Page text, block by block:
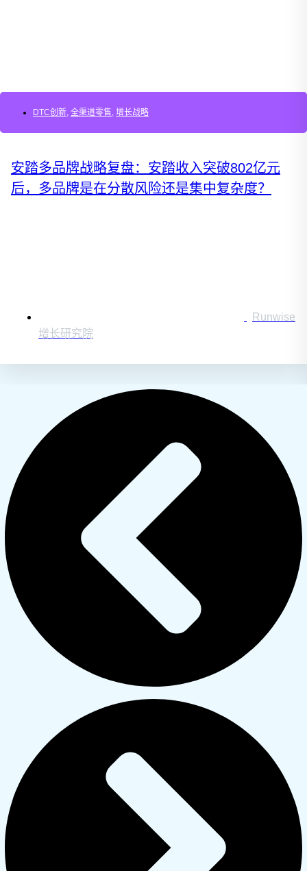
DTC创新, 全渠道零售, 增长战略
安踏多品牌战略复盘：安踏收入突破802亿元
后，多品牌是在分散风险还是集中复杂度？
Runwise
增长研究院